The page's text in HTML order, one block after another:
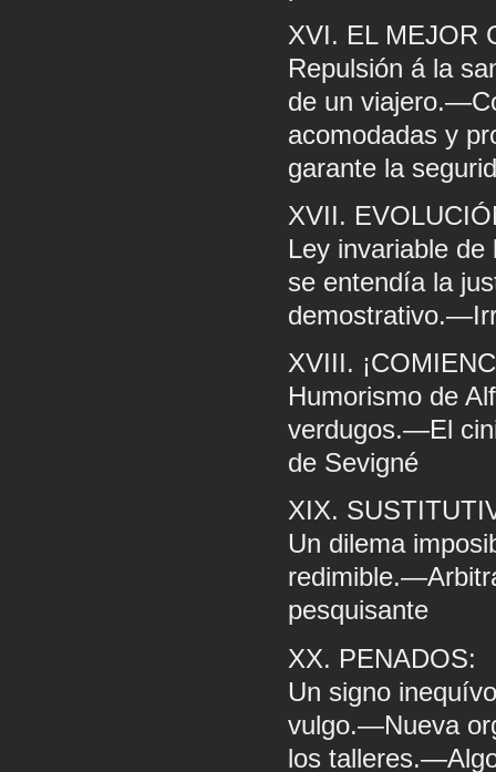
XVI. EL MEJOR
Repulsión á la
de un
acomodadas y
garante la
XVII.
Ley invariable
se entendía la
XVIII.
Humorismo de
verdugos.—El
de Sevigné
XIX.
Un dilema
pesquisante
XX. PENADOS:
Un signo
vulgo.—Nueva
los